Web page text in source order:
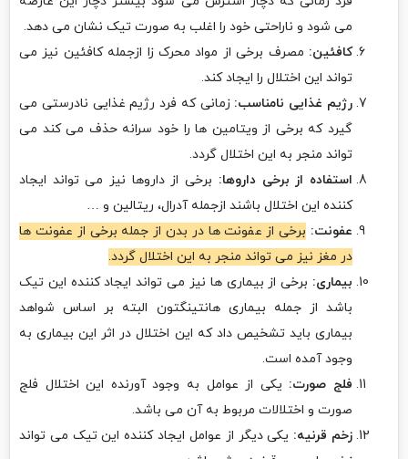
می شود و ناراحتی خود را اغلب به صورت تیک نشان می دهد.
کافئین: مصرف برخی از مواد محرک زا ازجمله کافئین نیز می
تواند این اختلال را ایجاد کند.
رژیم غذایی نامناسب: زمانی که فرد رژیم غذایی نادرستی می
گیرد که برخی از ویتامین ها را خود سرانه حذف می کند می
تواند منجر به این اختلال گردد.
استفاده از برخی داروها: برخی از داروها نیز می تواند ایجاد
کننده این اختلال باشند ازجمله آدرال، ریتالین و …
عفونت: برخی از عفونت ها در بدن از جمله برخی از عفونت ها
در مغز نیز می تواند منجر به این اختلال گردد.
بیماری: برخی از بیماری ها نیز می تواند ایجاد کننده این تیک
باشد از جمله بیماری هانتینگتون البته بر اساس شواهد
بیماری باید تشخیص داد که این اختلال در اثر این بیماری به
وجود آمده است.
فلج صورت: یکی از عوامل به وجود آورنده این اختلال فلج
صورت و اختلالات مربوط به آن می باشد.
زخم قرنیه: یکی دیگر از عوامل ایجاد کننده این تیک می تواند